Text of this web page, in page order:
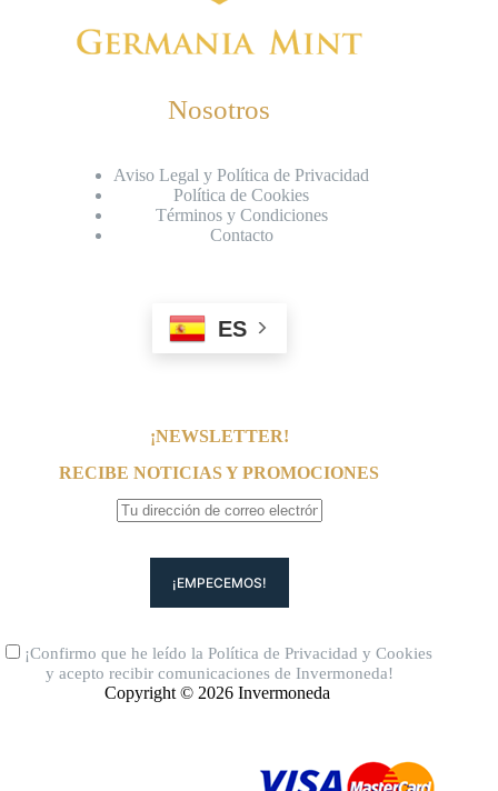
Nosotros
Aviso Legal y Política de Privacidad
Política de Cookies
Términos y Condiciones
Contacto
ES
¡NEWSLETTER!
RECIBE NOTICIAS Y PROMOCIONES
¡Confirmo que he leído laPolítica de Privacidad yCookies
y acepto recibir comunicaciones de Invermoneda!
Copyright © 2026 Invermoneda